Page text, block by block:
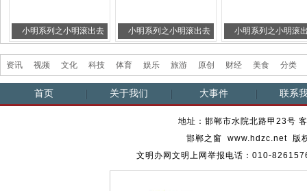
小明系列之小明滚出去
三
小明系列之小明滚出去
二（爆笑）
小明系列之小明滚
一（爆笑）
资讯
视频 文化 科技 体育 娱乐 旅游 原创 财经 美食 分类
首页 关于我们 大事件 联系
地址：邯郸市水院北路甲23号
邯郸之窗 www.hdzc.net 版
文明办网文明上网举报电话：010-